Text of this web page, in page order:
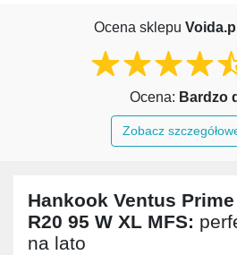
Ocena sklepu
Ocena: Bardzo
Zobacz
Hankook Ventus
R20 95 W XL MFS:
na lato